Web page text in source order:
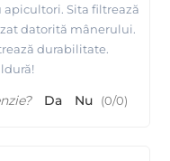
Sita filtrează
datorită mânerului.
durabilitate.
Da Nu (0/0)